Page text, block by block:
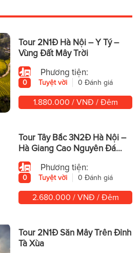
Tour 2N1Đ Hà Nội – Y Tý –
Vùng Đất Mây Trời
Phương tiện:
0 Tuyệt vời 0 Đánh giá
1.880.000 / VNĐ / Đêm
Tour Tây Bắc 3N2Đ Hà Nội –
Hà Giang Cao Nguyên Đá
Hùng Vĩ
Phương tiện:
0 Tuyệt vời 0 Đánh giá
2.680.000 / VNĐ / Đêm
Tour 2N1Đ Săn Mây Trên Đỉnh
Tà Xùa